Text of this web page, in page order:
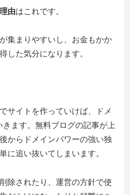
由はこれです。
集まりやすいし、お金もかか
した気分になります。
サイトを作っていけば、ドメ
ます。無料ブログの記事が上
からドメインパワーの強い独
に追い抜いてしまいます。
除されたり、運営の方針で使